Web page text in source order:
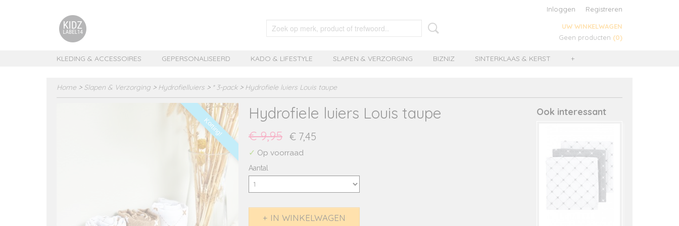
Inloggen Registreren
UW WINKELWAGEN
Geen producten (0)
KLEDING & ACCESSOIRES GEPERSONALISEERD KADO & LIFESTYLE SLAPEN & VERZORGING BIZNIZ SINTERKLAAS & KERST +
Home > Slapen & Verzorging > Hydrofielluiers > * 3-pack> Hydrofiele luiers Louis taupe
Korting!
Hydrofiele luiers Louis taupe
€ 9,95 € 7,45
✓ Op voorraad
Aantal
IN WINKELWAGEN
Ook interessant